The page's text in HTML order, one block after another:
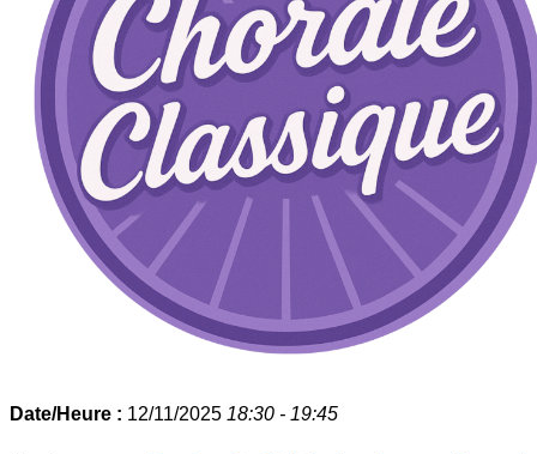
Date/Heure : 12/11/2025 18:30 - 19:45